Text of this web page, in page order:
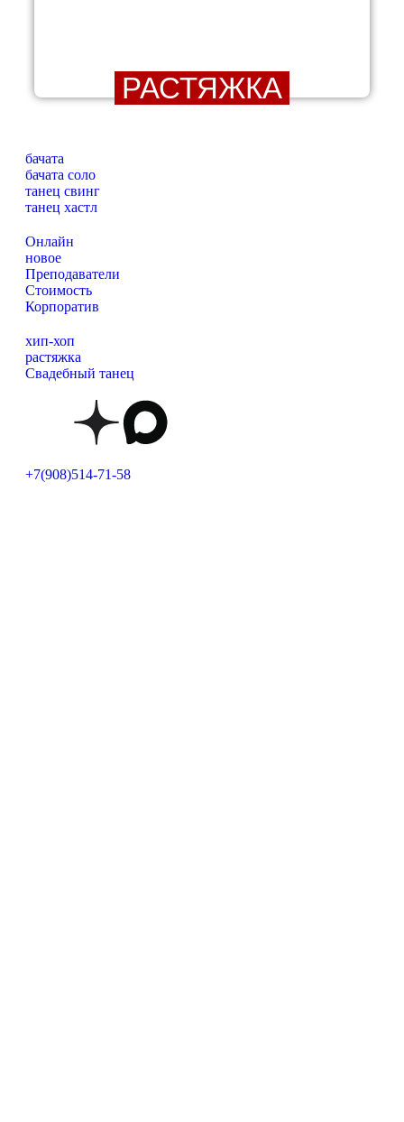
РАСТЯЖКА
бачата
бачата соло
танец свинг
танец хастл
Онлайн
новое
Преподаватели
Стоимость
Корпоратив
хип-хоп
растяжка
Свадебный танец
+7(908)514-71-58